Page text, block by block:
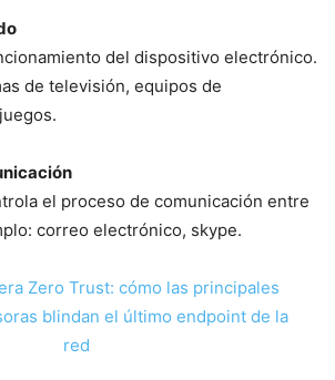
del dispositivo electrónico.
de televisión, equipos de
el proceso de comunicación entre
correo electrónico, skype.
Zero Trust: cómo las principales
blindan el último endpoint de la
red